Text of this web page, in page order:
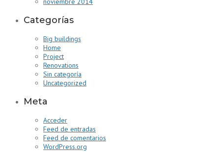
Categorías
Big buildings
Home
Project
Renovations
Sin categoría
Uncategorized
Meta
Acceder
Feed de entradas
Feed de comentarios
WordPress.org